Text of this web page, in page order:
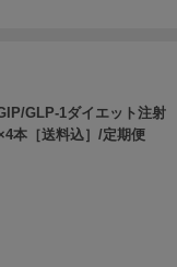
GLP-1ダイエット注射
本［送料込］/定期便